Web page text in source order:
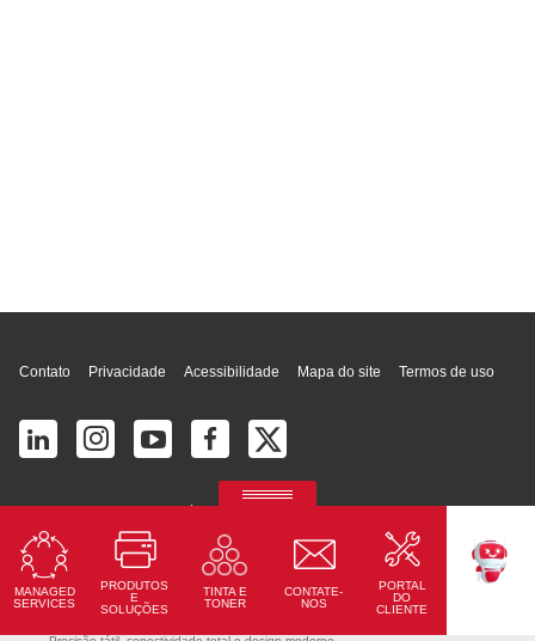
MANAGED
SERVICES
PRODUTOS
E
SOLUÇÕES
TINTA E
TONER
CONTATE-
NOS
PORTAL
DO
CLIENTE
Contato Privacidade Acessibilidade Mapa do site Termos de uso
© 2026 Ricoh América Latina, Inc. Todos os direitos reservados.